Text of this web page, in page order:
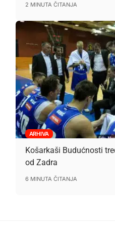
2 MINUTA ČITANJA
ARHIVA
Košarkaši Budućnosti
od Zadra
6 MINUTA ČITANJA